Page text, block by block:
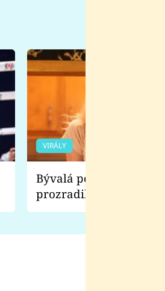
VIRÁLY
Bývalá pornoherečka
prozradila, co ji
natáčení Euforie.